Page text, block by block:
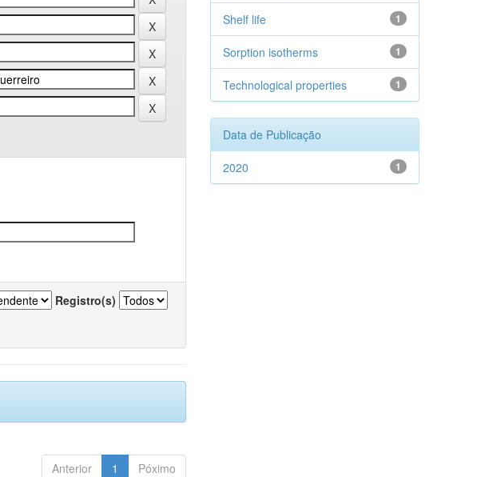
Registro(s)
Anterior 1 Póximo
1
Shelf life
1
Sorption isotherms
1
Technological properties
Data de Publicação
1
2020